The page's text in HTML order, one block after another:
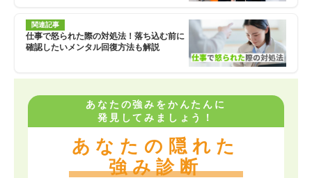
関連記事
仕事で怒られた際の対処法！落ち込む前に
確認したいメンタル回復方法も解説
あなたの強みをかんたんに
発見してみましょう！
あなたの隠れた
強み診断